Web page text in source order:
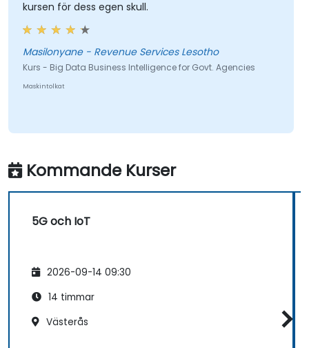
kursen för dess egen skull.
Masilonyane - Revenue Services Lesotho
Kurs - Big Data Business Intelligence for Govt. Agencies
Maskintolkat
Kommande Kurser
5G och IoT
2026-09-14 09:30
14 timmar
Västerås